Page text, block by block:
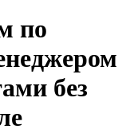
по
без